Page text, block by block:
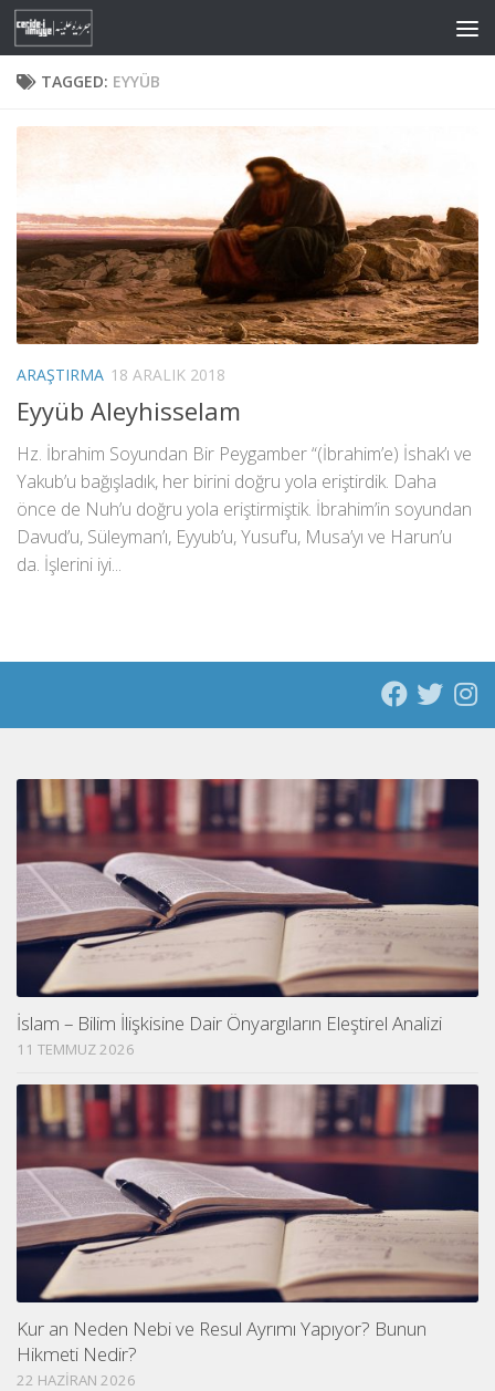
Skip to content
TAGGED: EYYÜB
ARAŞTIRMA 18 ARALIK 2018
Eyyüb Aleyhisselam
Hz. İbrahim Soyundan Bir Peygamber “(İbrahim’e) İshak’ı ve
Yakub’u bağışladık, her birini doğru yola eriştirdik. Daha
önce de Nuh’u doğru yola eriştirmiştik. İbrahim’in soyundan
Davud’u, Süleyman’ı, Eyyub’u, Yusuf’u, Musa’yı ve Harun’u
da. İşlerini iyi...
İslam – Bilim İlişkisine Dair Önyargıların Eleştirel Analizi
11 TEMMUZ 2026
Kur an Neden Nebi ve Resul Ayrımı Yapıyor? Bunun
Hikmeti Nedir?
22 HAZIRAN 2026